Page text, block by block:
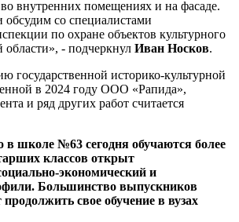
внутренних помещениях и на фасаде.
обсудим со специалистами
по охране объектов культурного
области», - подчеркнул Иван Носков.
государственной историко-культурной
в 2024 году ООО «Рапида»,
и ряд других работ считается
в школе №63 сегодня обучаются более
классов открыт
экономический и
Большинство выпускников
свое обучение в вузах